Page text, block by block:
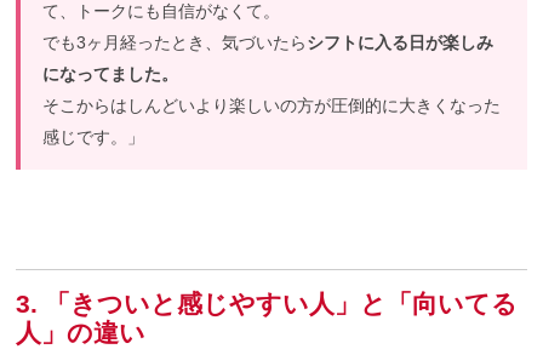
て、トークにも自信がなくて。
でも3ヶ月経ったとき、気づいたらシフトに入る日が楽しみ
になってました。
そこからはしんどいより楽しいの方が圧倒的に大きくなった
感じです。」
3. 「きついと感じやすい人」と「向いてる
人」の違い